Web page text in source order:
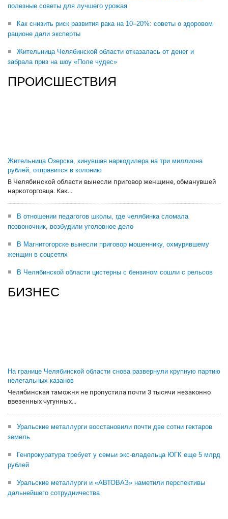
полезные советы для лучшего урожая
Как снизить риск развития рака на 10–20%: советы о здоровом
рационе дали эксперты
Жительница Челябинской области отказалась от денег и
забрала приз на шоу «Поле чудес»
ПРОИСШЕСТВИЯ
Жительница Озерска, кинувшая наркодилера на три миллиона
рублей, отправится в колонию
В Челябинской области вынесли приговор женщине, обманувшей
наркоторговца. Как...
В отношении педагогов школы, где челябинка сломала
позвоночник, возбудили уголовное дело
В Магнитогорске вынесли приговор мошеннику, охмурявшему
женщин в соцсетях
В Челябинской области цистерны с бензином сошли с рельсов
БИЗНЕС
На границе Челябинской области снова развернули крупную партию
нелегальных казанов
Челябинская таможня не пропустила почти 3 тысячи незаконно
ввезенных чугунных...
Уральские металлурги восстановили почти две сотни гектаров
земель
Генпрокуратура требует у семьи экс-владельца ЮГК еще 5 млрд
рублей
Уральские металлурги и «АВТОВАЗ» наметили перспективы
дальнейшего сотрудничества